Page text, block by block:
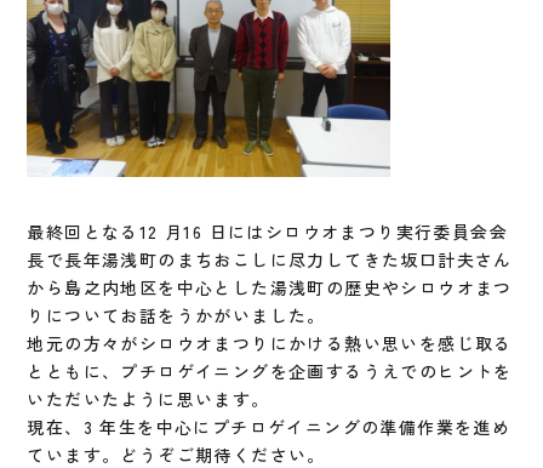
最終回となる12 月16 日にはシロウオまつり実行委員会会
長で長年湯浅町のまちおこしに尽力してきた坂口計夫さん
から島之内地区を中心とした湯浅町の歴史やシロウオまつ
りについてお話をうかがいました。
地元の方々がシロウオまつりにかける熱い思いを感じ取る
とともに、プチロゲイニングを企画するうえでのヒントを
いただいたように思います。
現在、3 年生を中心にプチロゲイニングの準備作業を進め
ています。どうぞご期待ください。